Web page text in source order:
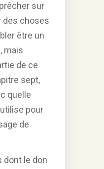
sur
des choses
être un
mais
de ce
sept,
quelle
pour
de
dont le don